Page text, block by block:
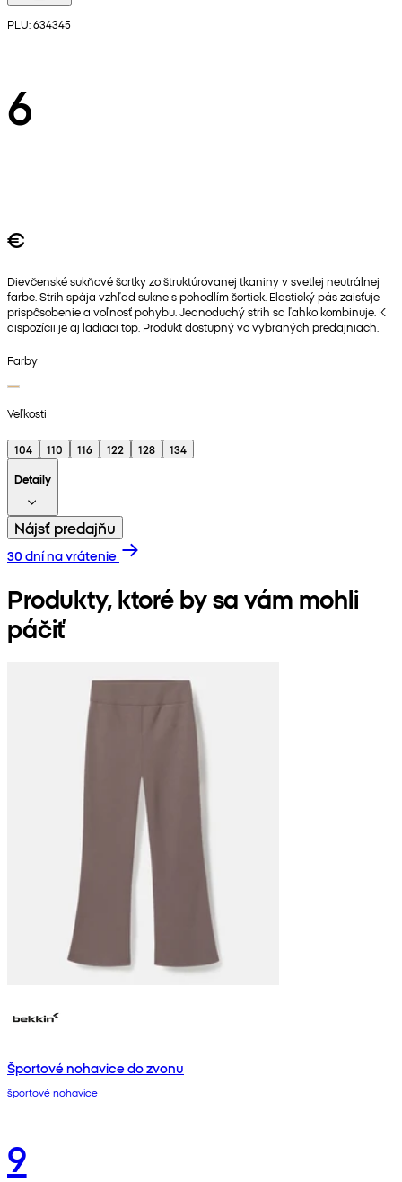
PLU: 634345
6
€
Dievčenské sukňové šortky zo štruktúrovanej tkaniny v svetlej neutrálnej
farbe. Strih spája vzhľad sukne s pohodlím šortiek. Elastický pás zaisťuje
prispôsobenie a voľnosť pohybu. Jednoduchý strih sa ľahko kombinuje. K
dispozícii je aj ladiaci top. Produkt dostupný vo vybraných predajniach.
Farby
Veľkosti
104 110 116 122 128
134
Detaily
Nájsť predajňu
30 dní na vrátenie
Produkty, ktoré by sa vám mohli
páčiť
Športové nohavice do zvonu
športové nohavice
9